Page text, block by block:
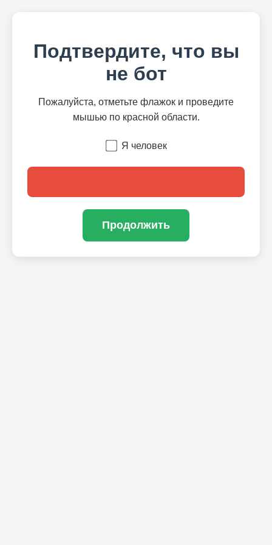
Подтвердите, что вы
не бот
Пожалуйста, отметьте флажок и проведите
мышью по красной области.
Я человек
Продолжить